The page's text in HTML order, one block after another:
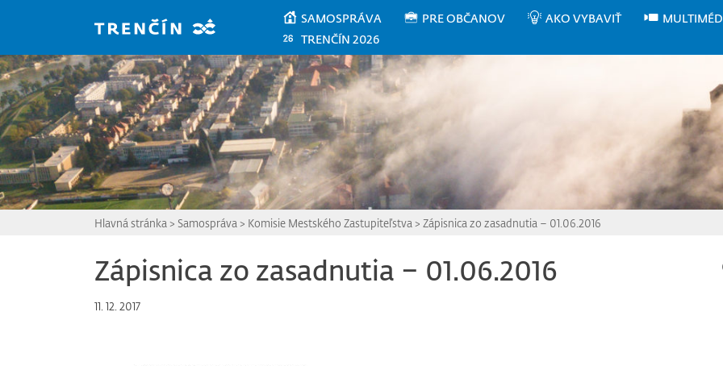
SAMOSPRÁVA PRE OBČANOV AKO VYBAVIŤ
TRENČÍN 2026
Hlavná stránka > Samospráva > Komisie Mestského Zastupiteľstva > Zápisnica zo zasadnutia – 01.06.2016
Zápisnica zo zasadnutia – 01.06.2016
11. 12. 2017